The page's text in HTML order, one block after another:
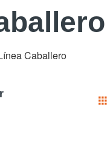
Caballero
Ver